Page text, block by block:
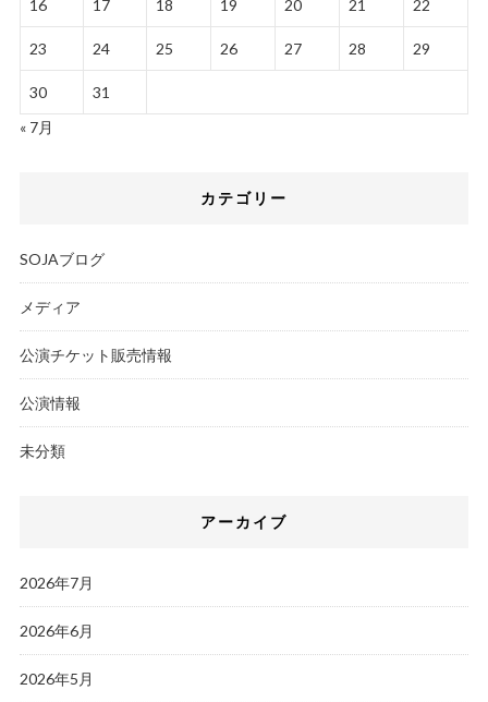
16 17 18 19 20 21 22
23 24 25 26 27 28 29
30
31
« 7月
カテゴリー
SOJAブログ
メディア
公演チケット販売情報
公演情報
未分類
アーカイブ
2026年7月
2026年6月
2026年5月